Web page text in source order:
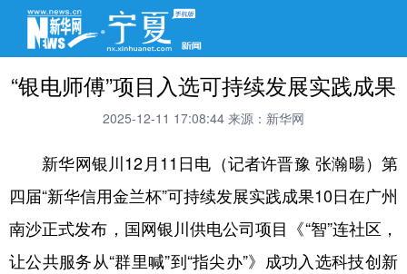
“银电师傅”项目入选可持续发展实践成果
2025-12-11 17:08:44 来源：新华网
新华网银川12月11日电（记者许晋豫 张瀚暘）第
四届“新华信用金兰杯”可持续发展实践成果10日在广州
南沙正式发布，国网银川供电公司项目《“智”连社区，
让公共服务从“群里喊”到“指尖办”》成功入选科技创新